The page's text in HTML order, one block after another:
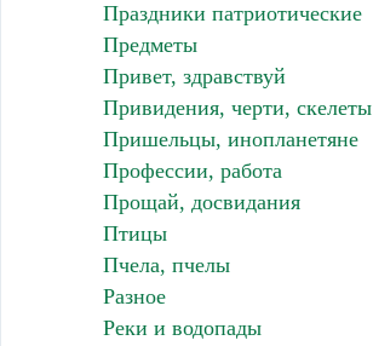
Праздники патриотические
Предметы
Привет, здравствуй
Привидения, черти, скелеты
Пришельцы, инопланетяне
Профессии, работа
Прощай, досвидания
Птицы
Пчела, пчелы
Разное
Реки и водопады